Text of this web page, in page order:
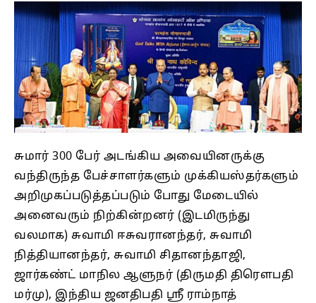
சுமார் 300 பேர் அடங்கிய அவையினருக்கு
வந்திருந்த பேச்சாளர்களும் முக்கியஸ்தர்களும்
அறிமுகப்படுத்தப்படும் போது மேடையில்
அனைவரும் நிற்கின்றனர் (இடமிருந்து
வலமாக) சுவாமி ஈசுவரானந்தர், சுவாமி
நித்தியானந்தர், சுவாமி சிதானந்தாஜி,
ஜார்கண்ட் மாநில ஆளுநர் (திருமதி திரெளபதி
மர்மு), இந்திய ஜனதிபதி ஸ்ரீ ராம்நாத்